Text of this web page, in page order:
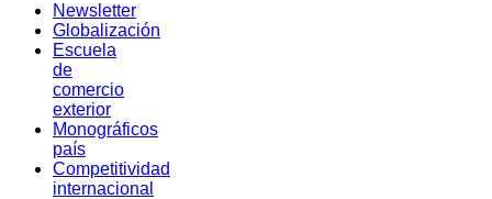
Newsletter
Globalización
Escuela
de
comercio
exterior
Monográficos
país
Competitividad
internacional